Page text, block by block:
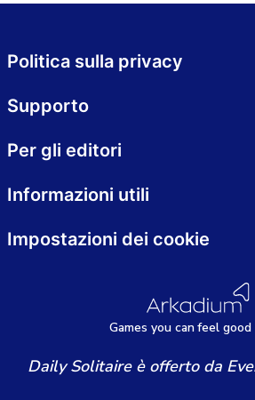
Games you canfeel good
Politica sulla privacy
Supporto
Per gli editori
Informazioni utili
Impostazioni dei cookie
Daily Solitaire è offerto da